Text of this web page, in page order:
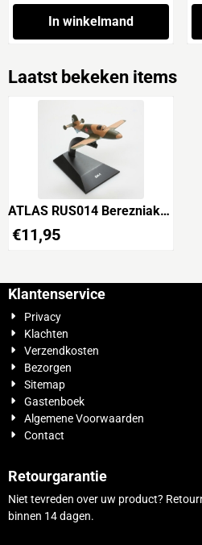
In winkelmand
Laatst bekeken items
ATLAS RUS014 Berezniak-
Isaev BI-1 Soviet WW2 Jet
Interceptor
€11,95
Klantenservice
Privacy
Klachten
Verzendkosten
Bezorgen
Sitemap
Gastenboek
Algemene Voorwaarden
Contact
Retourgarantie
Niet tevreden over uw product?
binnen 14 dagen.